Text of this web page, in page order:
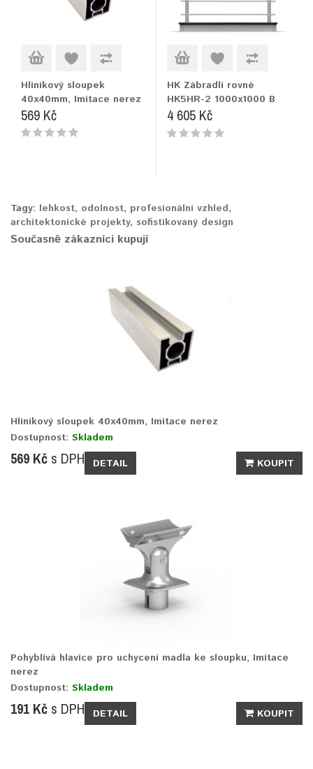
Hliníkový sloupek
40x40mm, Imitace nerez
569 Kč
HK Zábradlí rovné
HK5HR-2 1000x1000 B
4 605 Kč
Tagy: lehkost, odolnost, profesionální vzhled,
architektonické projekty, sofistikovaný design
Současně zákazníci kupují
Hliníkový sloupek 40x40mm, Imitace nerez
Dostupnost: Skladem
569 Kč s DPH DETAIL KOUPIT
Pohyblivá hlavice pro uchycení madla ke sloupku, Imitace
nerez
Dostupnost: Skladem
191 Kč s DPH DETAIL KOUPIT